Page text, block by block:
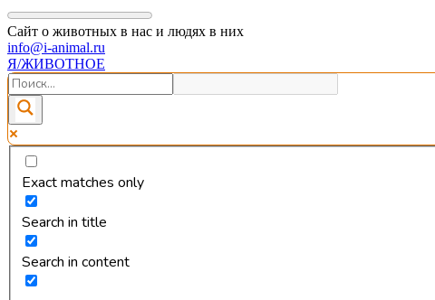
Сайт о животных в нас и людях в них
info@i-animal.ru
Я/ЖИВОТНОЕ
Exact matches only
Search in title
Search in content